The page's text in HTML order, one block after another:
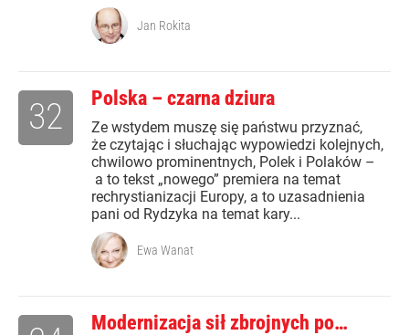
Jan Rokita
Polska – czarna dziura
Ze wstydem muszę się państwu przyznać,
że czytając i słuchając wypowiedzi kolejnych,
chwilowo prominentnych, Polek i Polaków –
a to tekst „nowego” premiera na temat
rechrystianizacji Europy, a to uzasadnienia
pani od Rydzyka na temat kary...
32
Ewa Wanat
Modernizacja sił zbrojnych po…